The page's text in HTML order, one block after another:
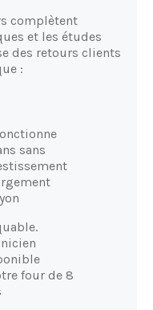
complètent
et les études
des retours clients
:
sans
four de 8